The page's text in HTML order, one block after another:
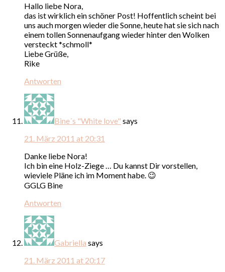
Hallo liebe Nora,
das ist wirklich ein schöner Post! Hoffentlich scheint bei
uns auch morgen wieder die Sonne, heute hat sie sich nach
einem tollen Sonnenaufgang wieder hinter den Wolken
versteckt *schmoll*
Liebe Grüße,
Rike
Antworten
Bine´s "White love" says
21. März 2011 at 20:31
Danke liebe Nora!
Ich bin eine Holz-Ziege … Du kannst Dir vorstellen,
wieviele Pläne ich im Moment habe. 😉
GGLG Bine
Antworten
Gabriella says
21. März 2011 at 20:17